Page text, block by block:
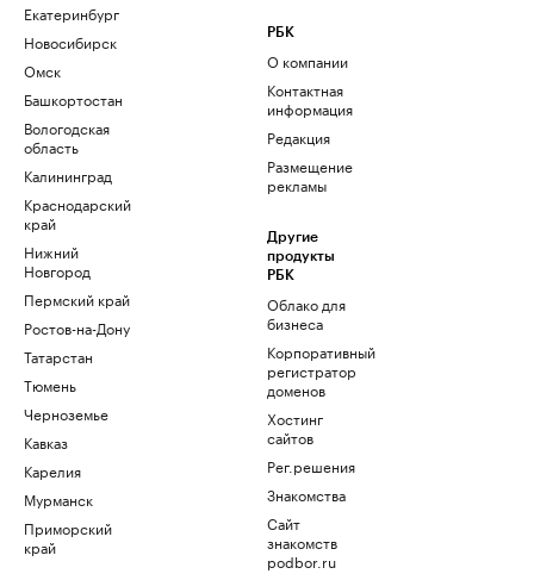
Екатеринбург
Новосибирск
Омск
Башкортостан
Вологодская
область
Калининград
Краснодарский
край
Нижний
Новгород
Пермский край
Ростов-на-Дону
Татарстан
Тюмень
Черноземье
Кавказ
Карелия
Мурманск
Приморский
край
РБК
О компании
Контактная
информация
Редакция
Размещение
рекламы
Другие
продукты
РБК
Облако для
бизнеса
Корпоративный
регистратор
доменов
Хостинг
сайтов
Рег.решения
Знакомства
Сайт
знакомств
podbor.ru